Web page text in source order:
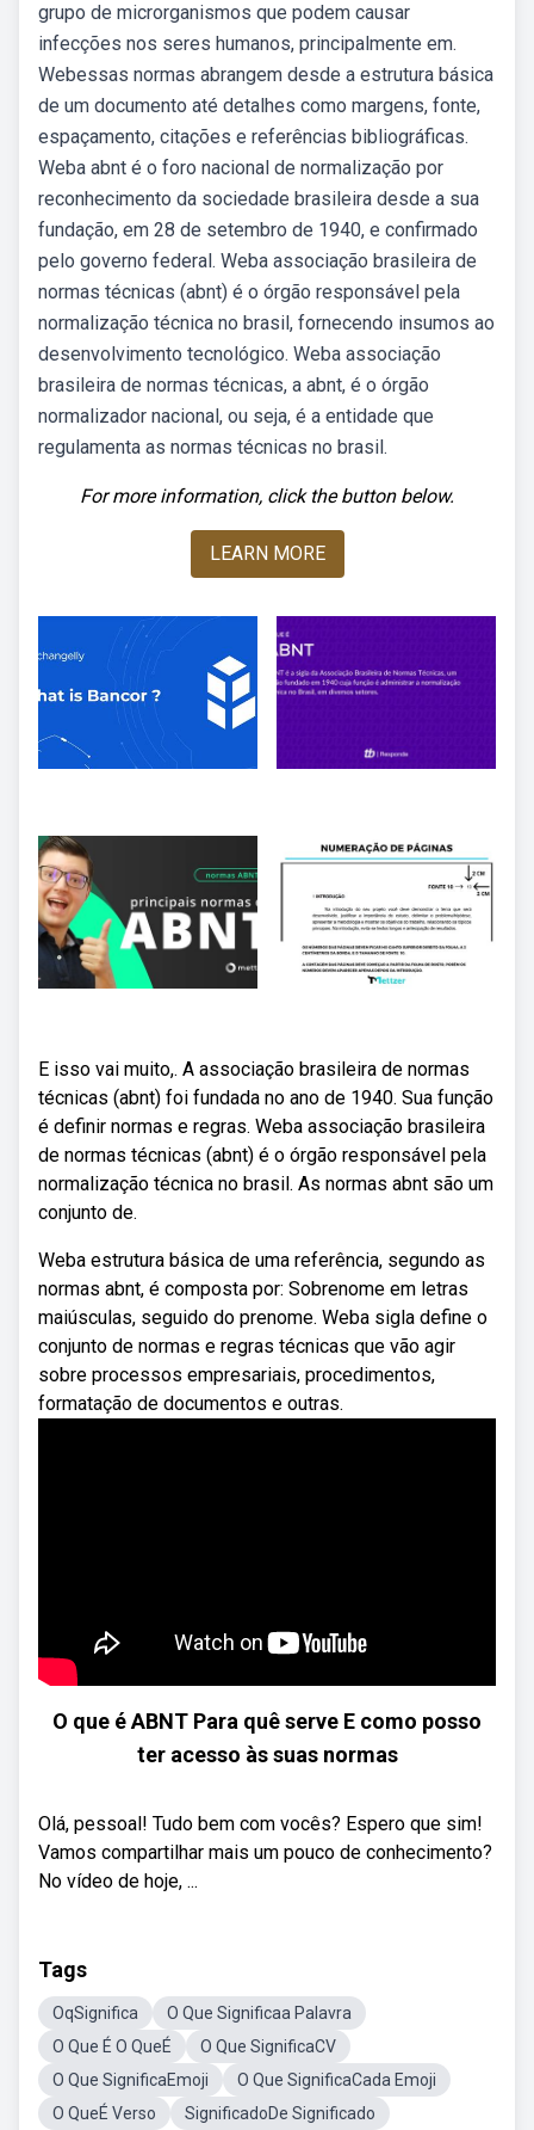
grupo de microrganismos que podem causar
infecções nos seres humanos, principalmente em.
Webessas normas abrangem desde a estrutura básica
de um documento até detalhes como margens, fonte,
espaçamento, citações e referências bibliográficas.
Weba abnt é o foro nacional de normalização por
reconhecimento da sociedade brasileira desde a sua
fundação, em 28 de setembro de 1940, e confirmado
pelo governo federal. Weba associação brasileira de
normas técnicas (abnt) é o órgão responsável pela
normalização técnica no brasil, fornecendo insumos ao
desenvolvimento tecnológico. Weba associação
brasileira de normas técnicas, a abnt, é o órgão
normalizador nacional, ou seja, é a entidade que
regulamenta as normas técnicas no brasil.
For more information, click the button below.
LEARN MORE
E isso vai muito,. A associação brasileira de normas
técnicas (abnt) foi fundada no ano de 1940. Sua função
é definir normas e regras. Weba associação brasileira
de normas técnicas (abnt) é o órgão responsável pela
normalização técnica no brasil. As normas abnt são um
conjunto de.
Weba estrutura básica de uma referência, segundo as
normas abnt, é composta por: Sobrenome em letras
maiúsculas, seguido do prenome. Weba sigla define o
conjunto de normas e regras técnicas que vão agir
sobre processos empresariais, procedimentos,
formatação de documentos e outras.
O que é ABNT Para quê serve E como posso
ter acesso às suas normas
Olá, pessoal! Tudo bem com vocês? Espero que sim!
Vamos compartilhar mais um pouco de conhecimento?
No vídeo de hoje, ...
Tags
OqSignifica
O Que Significaa Palavra
O Que É O QueÉ
O Que SignificaCV
O Que SignificaEmoji
O Que SignificaCada Emoji
O QueÉ Verso
SignificadoDe Significado